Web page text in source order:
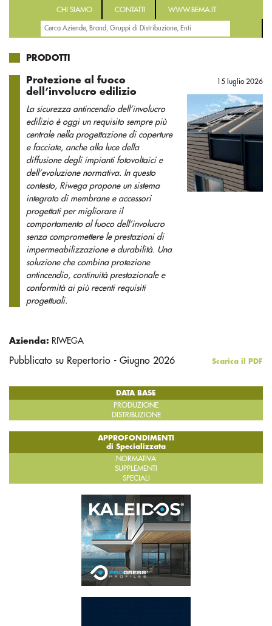
CHI SIAMO CONTATTI WWW.BEMA.IT
PRODOTTI
Protezione al fuoco
dell’involucro edilizio
La sicurezza antincendio dell’involucro
edilizio è oggi un requisito sempre più
centrale nella progettazione di coperture
e facciate, anche alla luce della
diffusione degli impianti fotovoltaici e
dell’evoluzione normativa. In questo
contesto, Riwega propone un sistema
integrato di membrane e accessori
progettati per migliorare il
comportamento al fuoco dell’involucro
senza compromettere le prestazioni di
impermeabilizzazione e durabilità. Una
soluzione che combina protezione
antincendio, continuità prestazionale e
conformità ai più recenti requisiti
progettuali.
15 luglio 2026
Azienda: RIWEGA
Pubblicato su Repertorio - Giugno 2026 Scarica il PDF
DATA BASE
PRODUZIONE
DISTRIBUZIONE
APPROFONDIMENTI
di Specializzata
NORMATIVA
SUPPLEMENTI
SPECIALI